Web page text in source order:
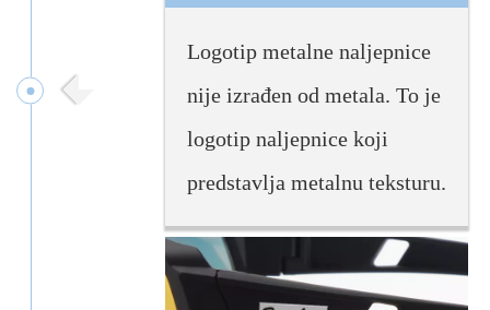
Logotip metalne naljepnice
nije izrađen od metala. To je
logotip naljepnice koji
predstavlja metalnu teksturu.